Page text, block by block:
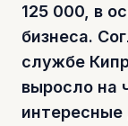
125 000, в
бизнеса.
службе
выросло на